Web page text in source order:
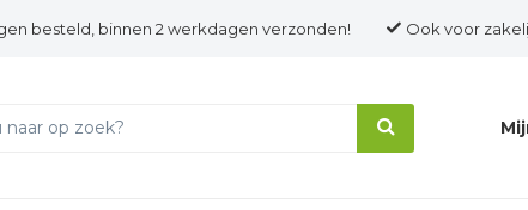
besteld, binnen 2 werkdagen verzonden! Ook voor